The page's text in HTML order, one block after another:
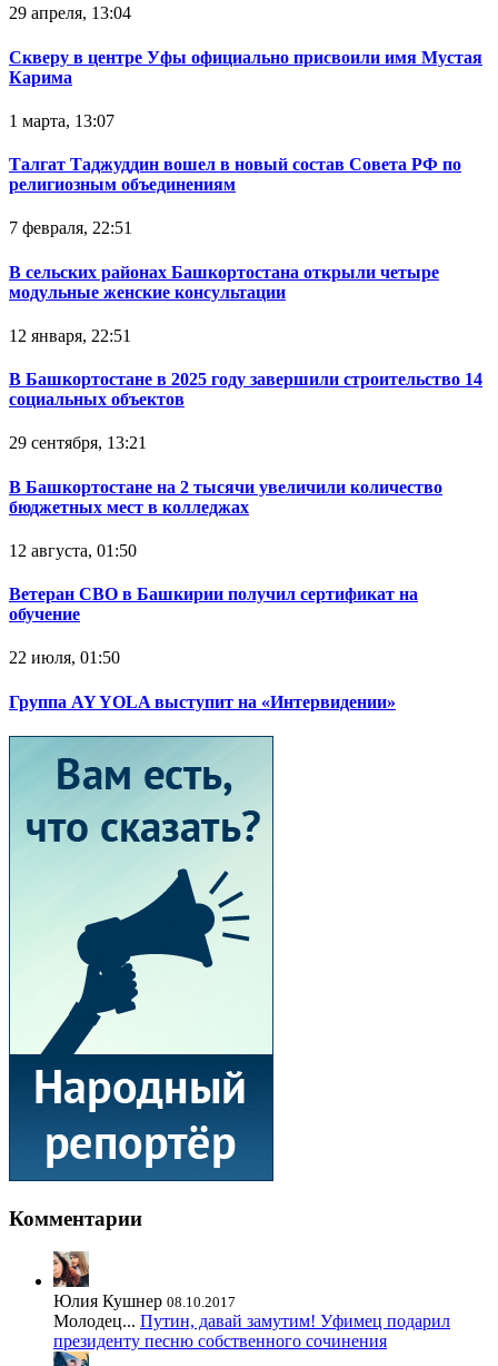
29 апреля, 13:04
Скверу в центре Уфы официально присвоили имя Мустая
Карима
1 марта, 13:07
Талгат Таджуддин вошел в новый состав Совета РФ по
религиозным объединениям
7 февраля, 22:51
В сельских районах Башкортостана открыли четыре
модульные женские консультации
12 января, 22:51
В Башкортостане в 2025 году завершили строительство 14
социальных объектов
29 сентября, 13:21
В Башкортостане на 2 тысячи увеличили количество
бюджетных мест в колледжах
12 августа, 01:50
Ветеран СВО в Башкирии получил сертификат на
обучение
22 июля, 01:50
Группа AY YOLA выступит на «Интервидении»
Комментарии
Юлия Кушнер 08.10.2017
Молодец... Путин, давай замутим! Уфимец подарил
президенту песню собственного сочинения